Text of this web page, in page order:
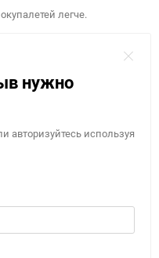
легче.
нужно
авторизуйтесь используя